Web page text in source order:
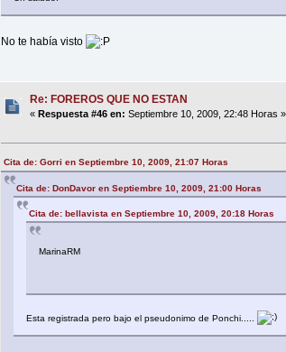
No te había visto
Re: FOREROS QUE NO ESTAN
«Respuesta #46 en: Septiembre 10, 2009, 22:48 Horas »
Cita de: Gorri en Septiembre 10, 2009, 21:07 Horas
Cita de: DonDavor en Septiembre 10, 2009, 21:00 Horas
Cita de: bellavista en Septiembre 10, 2009, 20:18 Horas
MarinaRM
Esta registrada pero bajo el pseudonimo de Ponchi.....